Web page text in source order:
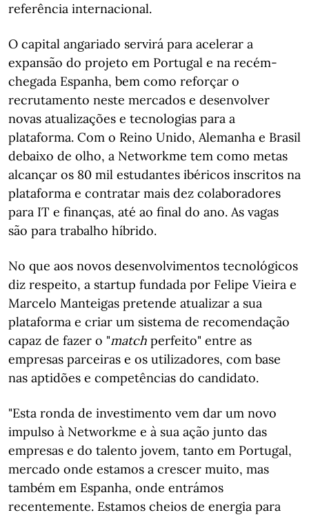
referência internacional.
O capital angariado servirá para acelerar a
expansão do projeto em Portugal e na recém-
chegada Espanha, bem como reforçar o
recrutamento neste mercados e desenvolver
novas atualizações e tecnologias para a
plataforma. Com o Reino Unido, Alemanha e Brasil
debaixo de olho, a Networkme tem como metas
alcançar os 80 mil estudantes ibéricos inscritos na
plataforma e contratar mais dez colaboradores
para IT e finanças, até ao final do ano. As vagas
são para trabalho híbrido.
No que aos novos desenvolvimentos tecnológicos
diz respeito, a startup fundada por Felipe Vieira e
Marcelo Manteigas pretende atualizar a sua
plataforma e criar um sistema de recomendação
capaz de fazer o "match perfeito" entre as
empresas parceiras e os utilizadores, com base
nas aptidões e competências do candidato.
"Esta ronda de investimento vem dar um novo
impulso à Networkme e à sua ação junto das
empresas e do talento jovem, tanto em Portugal,
mercado onde estamos a crescer muito, mas
também em Espanha, onde entrámos
recentemente. Estamos cheios de energia para